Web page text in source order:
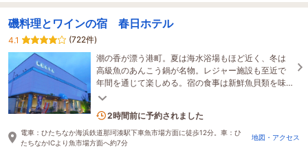
磯料理とワインの宿 春日ホテル
4.1
(722件)
潮の香が漂う港町。夏は海水浴場もほど近く、冬は
高級魚のあんこう鍋が名物。レジャー施設も至近で
年間を通じて楽しめる。宿の食事は新鮮魚貝類を味
わえ、ソムリエもいる。※館内エレベータはございま
3名がこの宿を見ています
2時間前に予約されました
電車：ひたちなか海浜鉄道那珂湊駅下車魚市場方面に徒歩12分。車：ひ
たちなかICより魚市場方面へ約7分
地図・アクセス